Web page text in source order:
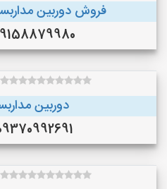
فروش دوربین
09158879980
دوربین
09370992691